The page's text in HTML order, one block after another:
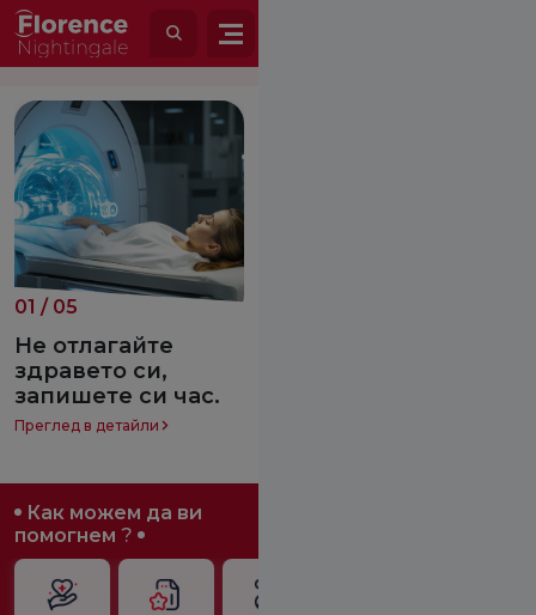
01 / 05
Не отлагайте
здравето си,
запишете си час.
Преглед в детайли
Как можем да ви
помогнем ?